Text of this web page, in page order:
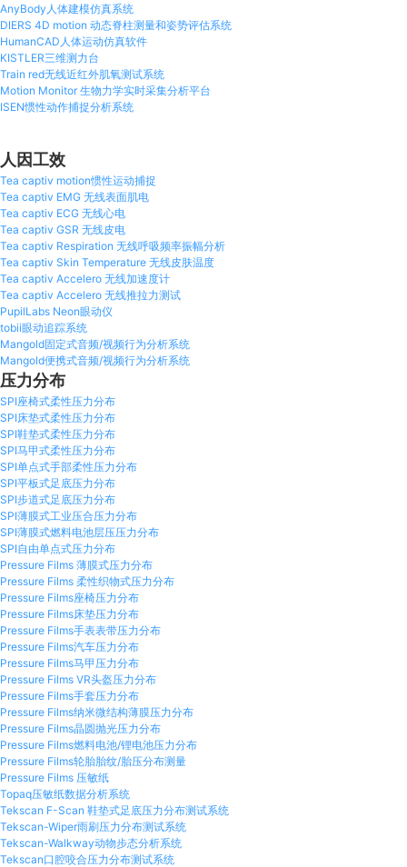
Motion Monitor 生物力学实时采集分析平台
PF手套压力分布
PF纳米微结构薄膜压力分布
PF晶圆抛光压力分布
PF轮胎胎纹/胎压分布
Tekscan F-Scan鞋垫式足底压力分布测试系统
Tekscan-Wiper雨刷压力分布测试系统
Tekscan-TireScan轮胎接地压力分布系统
Tekscan strideway 步道足底压力分布系统
PODOMED步态分析系统
Sensor Medica 足底压力分析系统
Sensor Medica 跑台式足底压力分析系统
攀岩
撑杆跳
举重
AnyBody人体建模仿真系统
DIERS 4D motion 动态脊柱测量和姿势评估系统
HumanCAD人体运动仿真软件
KISTLER三维测力台
Train red无线近红外肌氧测试系统
Motion Monitor 生物力学实时采集分析平台
ISEN惯性动作捕捉分析系统
人因工效
Tea captiv motion惯性运动捕捉
Tea captiv EMG 无线表面肌电
Tea captiv ECG 无线心电
Tea captiv GSR 无线皮电
Tea captiv Respiration 无线呼吸频率振幅分析
Tea captiv Skin Temperature 无线皮肤温度
Tea captiv Accelero 无线加速度计
Tea captiv Accelero 无线推拉力测试
PupilLabs Neon眼动仪
tobii眼动追踪系统
Mangold固定式音频/视频行为分析系统
Mangold便携式音频/视频行为分析系统
压力分布
SPI座椅式柔性压力分布
SPI床垫式柔性压力分布
SPI鞋垫式柔性压力分布
SPI马甲式柔性压力分布
SPI单点式手部柔性压力分布
SPI平板式足底压力分布
SPI步道式足底压力分布
SPI薄膜式工业压合压力分布
SPI薄膜式燃料电池层压压力分布
SPI自由单点式压力分布
Pressure Films 薄膜式压力分布
Pressure Films 柔性织物式压力分布
Pressure Films座椅压力分布
Pressure Films床垫压力分布
Pressure Films手表表带压力分布
Pressure Films汽车压力分布
Pressure Films马甲压力分布
Pressure Films VR头盔压力分布
Pressure Films手套压力分布
Pressure Films纳米微结构薄膜压力分布
Pressure Films晶圆抛光压力分布
Pressure Films燃料电池/锂电池压力分布
Pressure Films轮胎胎纹/胎压分布测量
Pressure Films 压敏纸
Topaq压敏纸数据分析系统
Tekscan F-Scan 鞋垫式足底压力分布测试系统
Tekscan-Wiper雨刷压力分布测试系统
Tekscan-Walkway动物步态分析系统
Tekscan口腔咬合压力分布测试系统